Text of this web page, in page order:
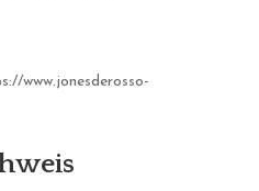
www.jonesderosso-